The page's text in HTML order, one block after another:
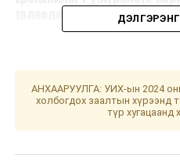
төлөөлөлтэй уулзлаа
АНХААРУУЛГА: УИХ-ын 2024
холбогдох заалтын хүрээнд
түр хугацаанд